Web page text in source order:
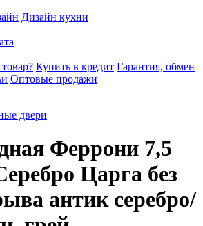
Дизайн кухни
Купить в кредит Гарантия, обмен
Оптовые продажи
двери
Феррони 7,5
Царга без
антик серебро/